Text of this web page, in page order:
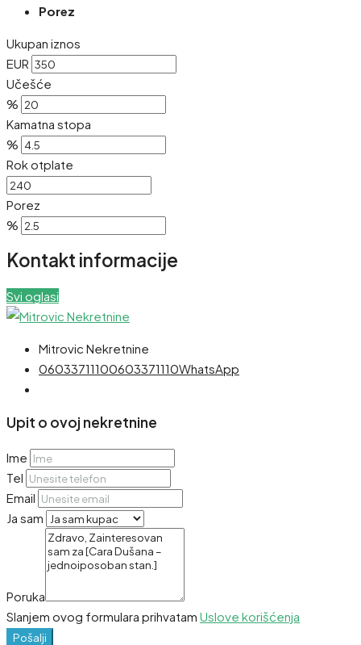
Porez
Ukupan iznos
EUR
Učešće
%
Kamatna stopa
%
Rok otplate
Porez
%
Kontakt informacije
Svi oglasi
Mitrovic Nekretnine
06033711100603371110WhatsApp
Upit o ovoj nekretnine
Ime
Tel
Email
Ja sam
Poruka
Slanjem ovog formulara prihvatam Uslove korišćenja
Pošalji